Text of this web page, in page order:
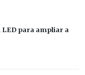
LED para ampliar a